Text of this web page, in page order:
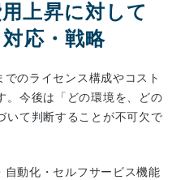
上昇に対して
応・戦略
のライセンス構成やコスト
。今後は「どの環境を、どの
いて判断することが不可欠で
動化・セルフサービス機能